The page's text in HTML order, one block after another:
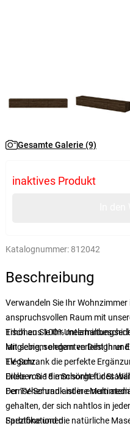
Gesamte Galerie (9)
inaktives Produkt
Katalognummer: 812042
Beschreibung
Verwandeln Sie Ihr
anspruchsvollen Raum mit
Tisch aus 100%
langlebig, sondern verleiht Ihrer
Eleganz.
Erhöhen Sie Ihr
Mit seinem eleganten Design
TV-Schrank die perfekte
Dicke von 18 mm sorgt für
Fernseher und andere
Erleben Sie die Schönheit des
Der TV-Schrank ist in einem
gehalten, der sich nahtlos in
Farbtöne und die natürliche
Spezifikationen: